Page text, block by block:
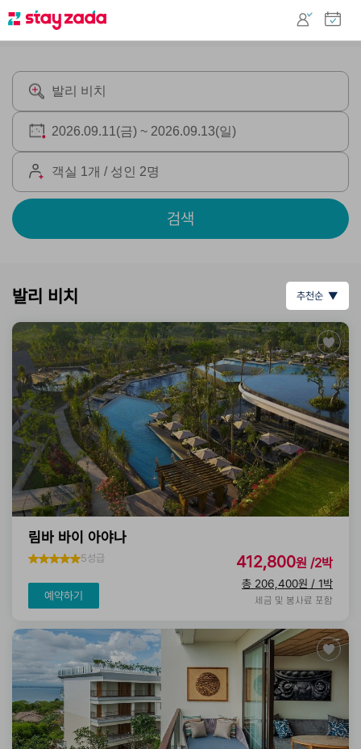
검색
발리 비치 추천순 ▼
림바 바이 아야나
5성급
예약하기
412,800원 /2박
총 206,400원 / 1박
세금 및 봉사료 포함